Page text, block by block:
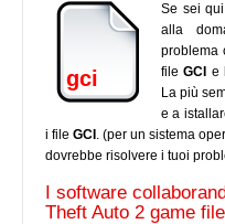
SOFTWARE
gci
Se sei
alla
problema
fileGCI e
La più
e a
i file GCI . (per un sistema
dovrebbe risolvere i tuoi
I software
Theft Auto 2 game file